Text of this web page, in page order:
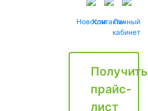
НовостиКонтактыЛичный
кабинет
Получить
прайс-
лист